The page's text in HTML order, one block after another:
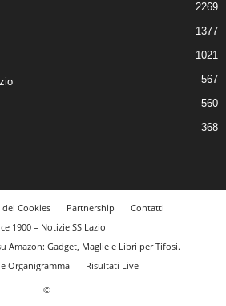
2269
1377
1021
567
560
368
dei Cookies Partnership
Contatti
1900 – Notizie SS Lazio
Amazon: Gadget, Maglie e Libri per Tifosi.
Organigramma
Risultati Live
©